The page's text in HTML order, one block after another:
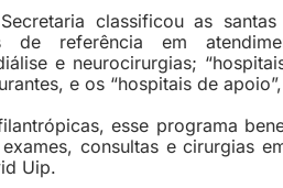
classificou as
de referência em
e neurocirurgias;
e os “hospitais de
esse programa
consultas e cirurgias
Uip.